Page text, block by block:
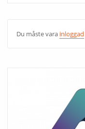
Du måste vara inloggad